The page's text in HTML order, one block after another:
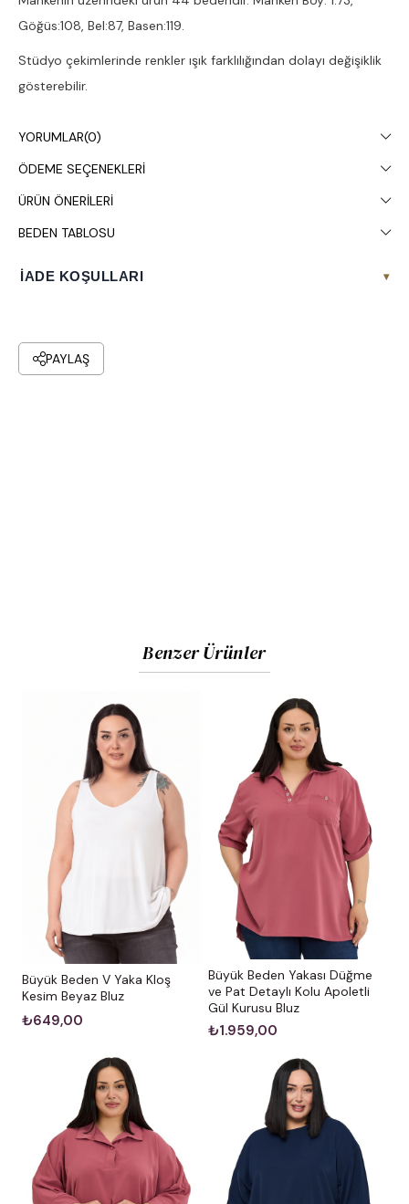
Göğüs:108, Bel:87, Basen:119.
Stüdyo çekimlerinde renkler ışık farklılığından dolayı değişiklik
gösterebilir.
YORUMLAR(0)
ÖDEME SEÇENEKLERI
ÜRÜN ÖNERILERI
BEDEN TABLOSU
İADE KOŞULLARI ▾
PAYLAŞ
Benzer Ürünler
Büyük Beden V Yaka Kloş
Kesim Beyaz Bluz
₺649,00
Büyük Beden Yakası Düğme
ve Pat Detaylı Kolu Apoletli
Gül Kurusu Bluz
₺1.959,00